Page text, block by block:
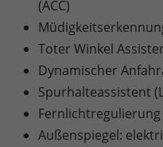
(ACC)
Toter Winkel
Dynamischer
Spurhalteassistent
Fernlichtregulierung
Außenspiegel: